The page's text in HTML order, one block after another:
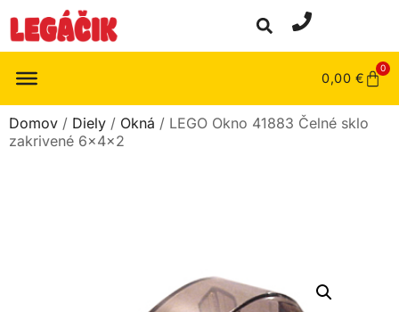
0,00 €
0
Domov / Diely / Okná / LEGO Okno 41883 Čelné sklo
zakrivené 6x4x2